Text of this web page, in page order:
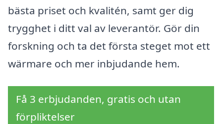
bästa priset och kvalitén, samt ger dig
trygghet i ditt val av leverantör. Gör din
forskning och ta det första steget mot ett
wärmare och mer inbjudande hem.
Få 3 erbjudanden, gratis och utan
förpliktelser